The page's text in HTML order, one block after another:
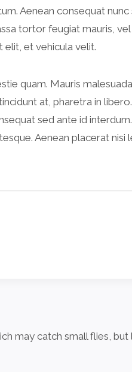
Aenean consequat
tortor feugiat mauris,
elit, et vehicula velit.
quam. Mauris
at, pharetra in
sed ante id
Aenean placerat nisi
may catch small flies,